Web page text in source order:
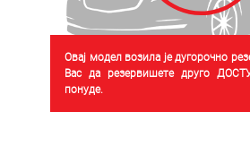
Овај модел возила је дугорочно
Вас да резервишете друго
понуде.